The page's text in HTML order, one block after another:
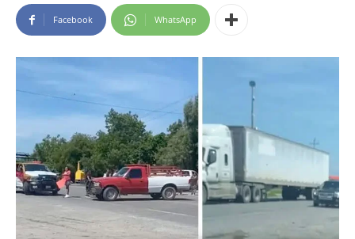
Facebook WhatsApp